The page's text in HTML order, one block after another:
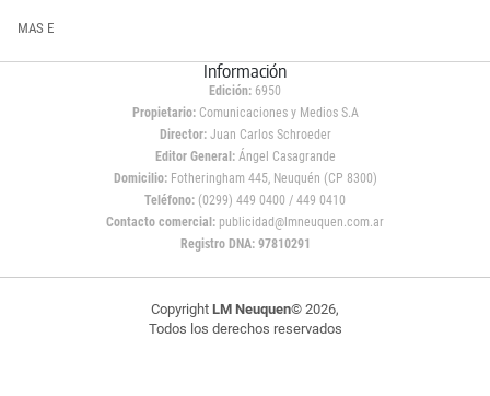
MAS E
Información
Edición: 6950
Propietario:Comunicaciones y Medios S.A
Director: Juan Carlos Schroeder
Editor General:Ángel Casagrande
Domicilio:Fotheringham 445, Neuquén (CP 8300)
Teléfono: (0299) 449 0400 / 449 0410
Contacto comercial: publicidad@lmneuquen.com.ar
Registro DNA: 97810291
Copyright LM Neuquen© 2026,
Todos los derechos reservados